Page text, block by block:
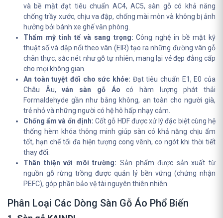
và bề mặt đạt tiêu chuẩn AC4, AC5, sàn gỗ có khả năng
chống trầy xước, chịu va đập, chống mài mòn và không bị ảnh
hưởng bởi bánh xe ghế văn phòng.
Thẩm mỹ tinh tế và sang trọng: Công nghệ in bề mặt kỹ
thuật số và dập nổi theo vân (EIR) tạo ra những đường vân gỗ
chân thực, sắc nét như gỗ tự nhiên, mang lại vẻ đẹp đẳng cấp
cho mọi không gian.
An toàn tuyệt đối cho sức khỏe: Đạt tiêu chuẩn E1, E0 của
Châu Âu,ván sàn gỗ Áo có hàm lượng phát thải
Formaldehyde gần như bằng không, an toàn cho người già,
trẻ nhỏ và những người có hệ hô hấp nhạy cảm.
Chống ẩm và ổn định: Cốt gỗ HDF được xử lý đặc biệt cùng hệ
thống hèm khóa thông minh giúp sàn có khả năng chịu ẩm
tốt, hạn chế tối đa hiện tượng cong vênh, co ngót khi thời tiết
thay đổi.
Thân thiện với môi trường: Sản phẩm được sản xuất từ
nguồn gỗ rừng trồng được quản lý bền vững (chứng nhận
PEFC), góp phần bảo vệ tài nguyên thiên nhiên.
Phân Loại Các Dòng Sàn Gỗ Áo Phổ Biến